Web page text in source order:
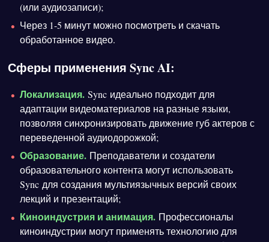
(или аудиозаписи);
Через 1-5 минут можно посмотреть и скачать
обработанное видео.
Сферы применения Sync AI:
Локализация. Sync идеально подходит для
адаптации видеоматериалов на разные языки,
позволяя синхронизировать движение губ актеров с
переведенной аудиодорожкой;
Образование. Преподаватели и создатели
образовательного контента могут использовать
Sync для создания мультиязычных версий своих
лекций и презентаций;
Киноиндустрия и анимация. Профессионалы
киноиндустрии могут применять технологию для